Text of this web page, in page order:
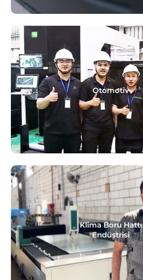
Otomotiv
Klima Boru Hattı
Endüstrisi